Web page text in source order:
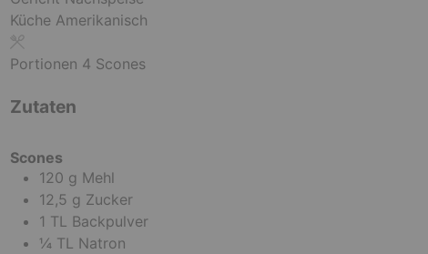
Küche Amerikanisch
Portionen 4 Scones
Zutaten
Scones
120 g Mehl
12,5 g Zucker
1 TL Backpulver
¼ TL Natron